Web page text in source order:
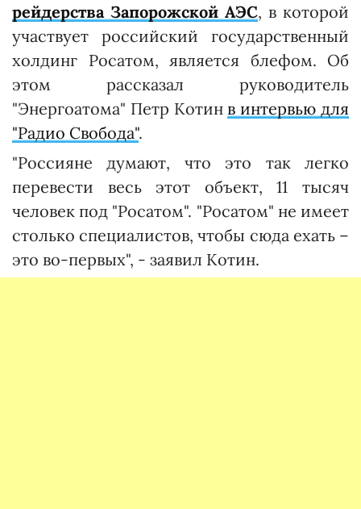
рейдерства Запорожской АЭС, в которой
участвует российский государственный
холдинг Росатом, является блефом. Об
этом рассказал руководитель
"Энергоатома" Петр Котин в интервью для
"Радио Свобода".
"Россияне думают, что это так легко
перевести весь этот объект, 11 тысяч
человек под "Росатом". "Росатом" не имеет
столько специалистов, чтобы сюда ехать –
это во-первых", - заявил Котин.